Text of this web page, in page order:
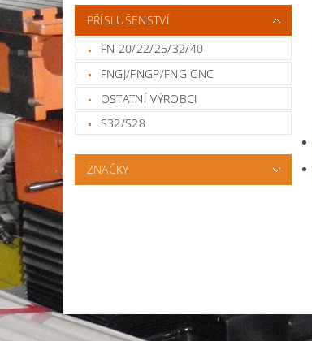
PŘÍSLUŠENSTVÍ
FN 20/22/25/32/40
FNGJ/FNGP/FNG CNC
OSTATNÍ VÝROBCI
S32/S28
ZNAČKY